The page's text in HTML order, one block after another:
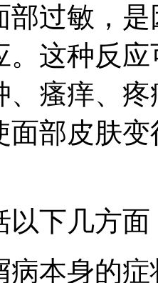
部过敏，
。这种反
、瘙痒、
面部皮肤
以下几方面
病本身的